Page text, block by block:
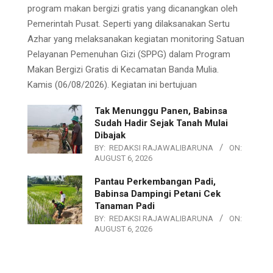
program makan bergizi gratis yang dicanangkan oleh
Pemerintah Pusat. Seperti yang dilaksanakan Sertu
Azhar yang melaksanakan kegiatan monitoring Satuan
Pelayanan Pemenuhan Gizi (SPPG) dalam Program
Makan Bergizi Gratis di Kecamatan Banda Mulia.
Kamis (06/08/2026). Kegiatan ini bertujuan
Tak Menunggu Panen, Babinsa
Sudah Hadir Sejak Tanah Mulai
Dibajak
BY: REDAKSI RAJAWALIBARUNA
ON:
AUGUST 6, 2026
Pantau Perkembangan Padi,
Babinsa Dampingi Petani Cek
Tanaman Padi
BY: REDAKSI RAJAWALIBARUNA
ON:
AUGUST 6, 2026